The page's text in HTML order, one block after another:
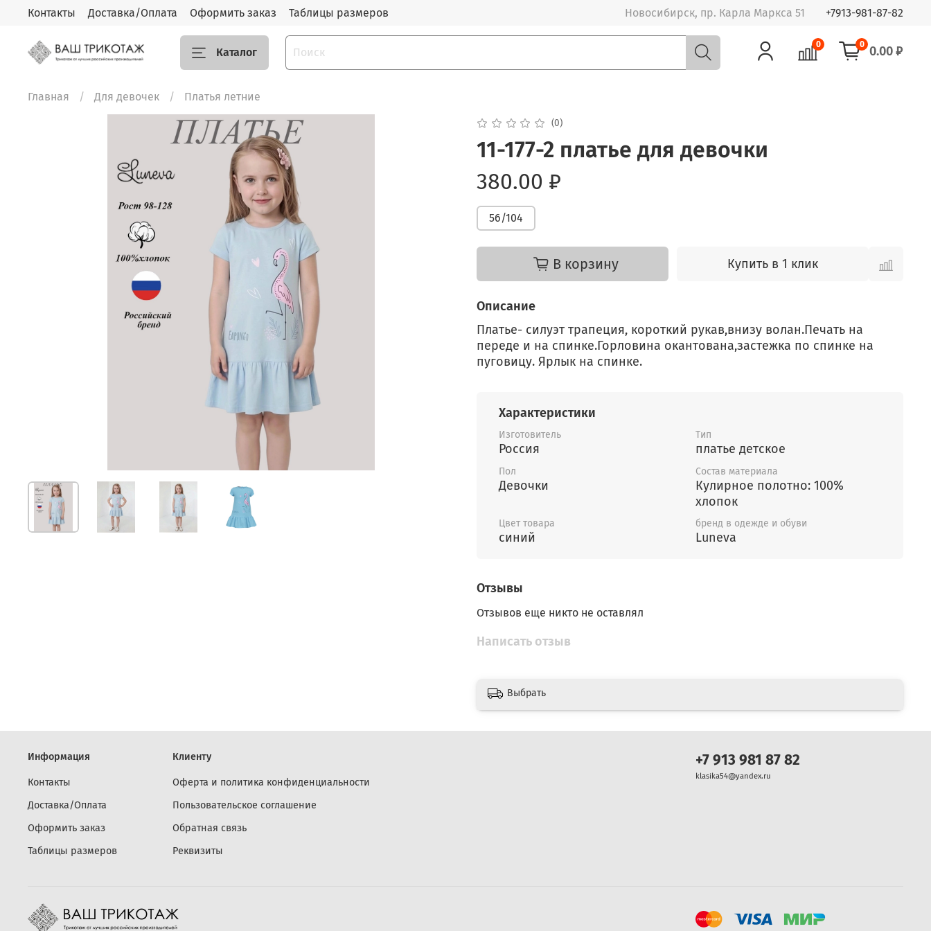
Контакты Доставка/Оплата Оформить заказ Таблицы размеров Новосибирск, пр. Карла Маркса 51 +7913-981-87-82
Каталог
0 0 0.00 ₽
Главная Для девочек Платья летние
(0)
11-177-2 платье для девочки
380.00 ₽
56/104
В корзину Купить в 1 клик
Описание
Платье- силуэт трапеция, короткий рукав,внизу волан.Печать на
переде и на спинке.Горловина окантована,застежка по спинке на
пуговицу. Ярлык на спинке.
Характеристики
Изготовитель
Россия
Тип
платье детское
Пол
Девочки
Состав материала
Кулирное полотно: 100%
хлопок
Цвет товара
синий
бренд в одежде и обуви
Luneva
Отзывы
Отзывов еще никто не оставлял
Написать отзыв
Выбрать
Информация
Контакты
Доставка/Оплата
Оформить заказ
Таблицы размеров
Клиенту
Оферта и политика конфиденциальности
Пользовательское соглашение
Обратная связь
Реквизиты
+7 913 981 87 82
klasika54@yandex.ru